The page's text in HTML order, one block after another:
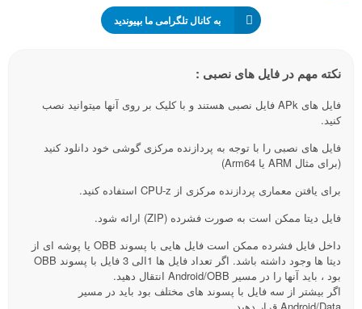
به کانال تلگرامی ما بپیوندید
نکته مهم در فایل های نصبی :
فایل های APk فایل نصبی هستند و با کلیک بر روی آنها میتوانید نصب
کنید.
فایل های نصبی را با توجه به پردازنده مرکزی گوشی خود دانلود کنید
(برای مثال ARM یا Arm64)
برای یافتن معماری پردازنده مرکزی از CPU-z استفاده کنید.
فایل دیتا ممکن است به صورت فشرده (ZIP) ارائه شود.
داخل فایل فشرده ممکن است فایل هایی با پسوند OBB یا پوشه ای از
دیتا ها وجود داشته باشد. اگر تعداد فایل ها 1الی 3 فایل با پسوند OBB
بود ، باید آنها را در مسیر Android/OBB انتقال دهید.
اگر بیشتر از سه فایل با پسوند های مختلف بود باید در مسیر